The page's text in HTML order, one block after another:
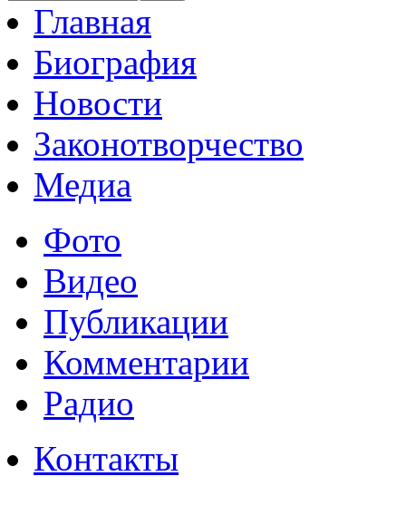
Главная
Биография
Новости
Законотворчество
Медиа
Фото
Видео
Публикации
Комментарии
Радио
Контакты